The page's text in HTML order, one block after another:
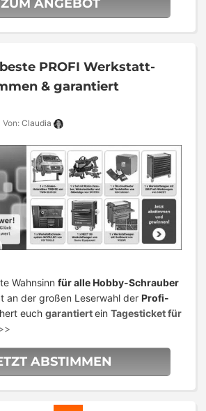
ZUM ANGEBOT
PROFI Werkstatt-
& garantiert
Von: Claudia
Wahnsinn für alle Hobby-Schrauber
an der großen Leserwahl der Profi-
euch garantiertein Tagesticket für
ABSTIMMEN